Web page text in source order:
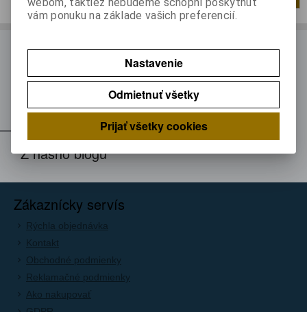
ODBER NOVINIEK
Z nášho blogu
Zákaznícky servís
Rýchla objednávka
Kontakt
Obchodné podmienky
Reklamačné podmienky
Ako nakupovať
vám ponuku na základe vašich preferencií.
Nastavenie
Odmietnuť všetky
Prijať všetky cookies